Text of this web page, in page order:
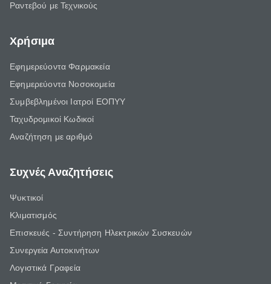
Ραντεβού με Τεχνικούς
Χρήσιμα
Εφημερεύοντα Φαρμακεία
Εφημερεύοντα Νοσοκομεία
Συμβεβλημένοι Ιατροί ΕΟΠΥΥ
Ταχυδρομικοί Κωδικοί
Αναζήτηση με αριθμό
Συχνές Αναζητήσεις
Ψυκτικοί
Κλιματισμός
Επισκευές - Συντήρηση Ηλεκτρικών Συσκευών
Συνεργεία Αυτοκινήτων
Λογιστικά Γραφεία